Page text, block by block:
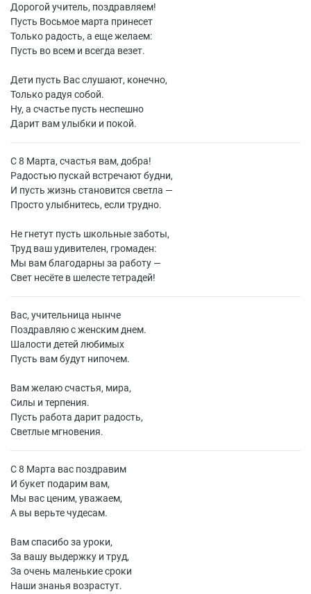
Дорогой учитель, поздравляем!
Пусть Восьмое марта принесет
Только радость, а еще желаем:
Пусть во всем и всегда везет.
Дети пусть Вас слушают, конечно,
Только радуя собой.
Ну, а счастье пусть неспешно
Дарит вам улыбки и покой.
С 8 Марта, счастья вам, добра!
Радостью пускай встречают будни,
И пусть жизнь становится светла —
Просто улыбнитесь, если трудно.
Не гнетут пусть школьные заботы,
Труд ваш удивителен, громаден:
Мы вам благодарны за работу —
Свет несёте в шелесте тетрадей!
Вас, учительница нынче
Поздравляю с женским днем.
Шалости детей любимых
Пусть вам будут нипочем.
Вам желаю счастья, мира,
Силы и терпения.
Пусть работа дарит радость,
Светлые мгновения.
С 8 Марта вас поздравим
И букет подарим вам,
Мы вас ценим, уважаем,
А вы верьте чудесам.
Вам спасибо за уроки,
За вашу выдержку и труд,
За очень маленькие сроки
Наши знанья возрастут.